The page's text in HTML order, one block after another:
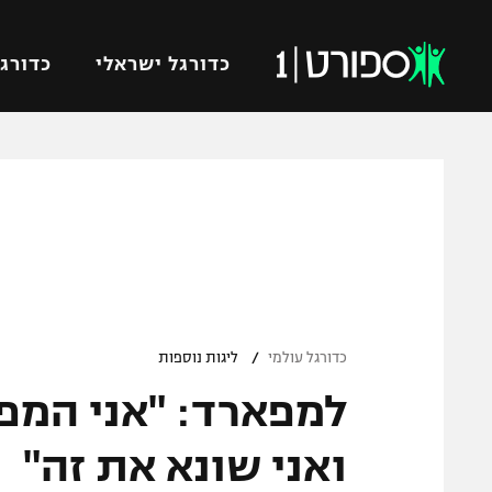
כדורגל ישראלי
ברחבה
"מעל הליגה" – פודקאסט
מכבי
בית"ר
כדורגל עולמי / ליגות נוספות
למפארד: "אני
ואני שונא את זה"